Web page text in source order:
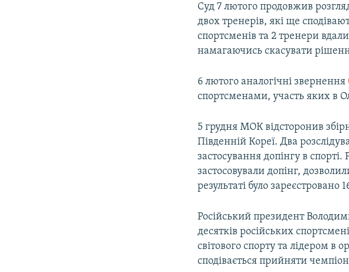
Суд 7 лютого продовжив
двох тренерів, які ще
спортсменів та 2 тренери
намагаючись скасувати
6 лютого аналогічні звернення
спортсменами, участь яких в
5 грудня МОК відсторонив
Південній Кореї. Два
застосування допінгу в
застосовували допінг,
результаті було зареєстровано
Російський президент
десятків російських
світового спорту та лідером в
сподівається прийняти